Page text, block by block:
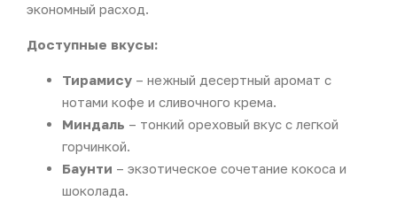
экономный расход.
Доступные вкусы:
Тирамису – нежный десертный аромат с
нотами кофе и сливочного крема.
Миндаль – тонкий ореховый вкус с легкой
горчинкой.
Баунти – экзотическое сочетание кокоса и
шоколада.